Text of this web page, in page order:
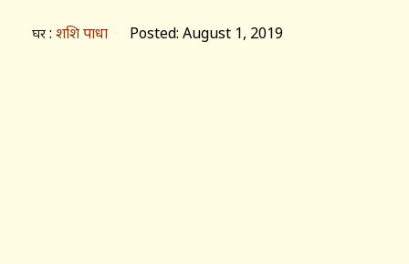
घर : शशि पाधा Posted: August 1, 2019